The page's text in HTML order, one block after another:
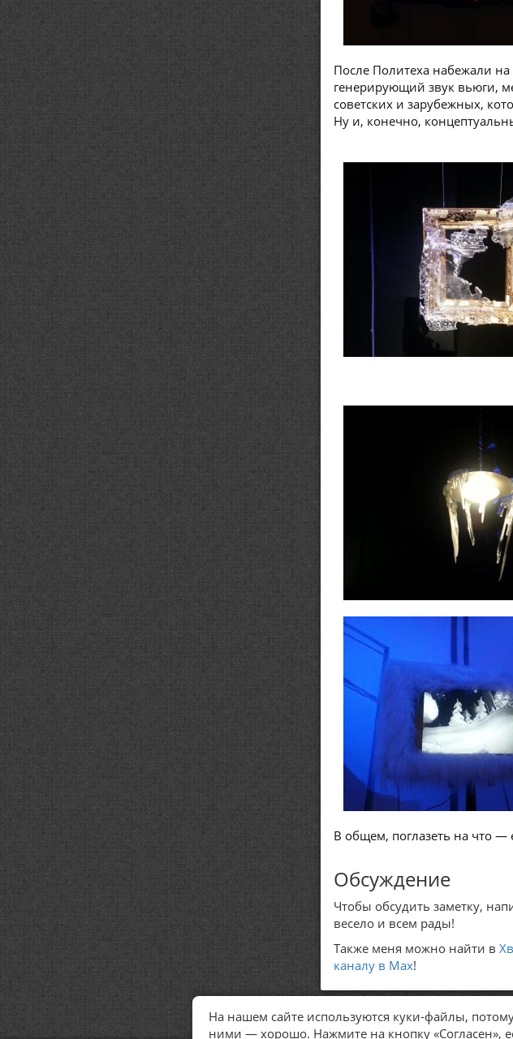
После Политеха набежали
генерирующий звук вьюги,
советских и зарубежных,
Ну и, конечно,
В общем, поглазеть на что —
Обсуждение
Чтобы обсудить заметку,
весело и всем рады!
Также меня можно найти в
каналу в Max!
На нашем сайте используются куки-файлы,
ними — хорошо. Нажмите на кнопку «Согласен»,